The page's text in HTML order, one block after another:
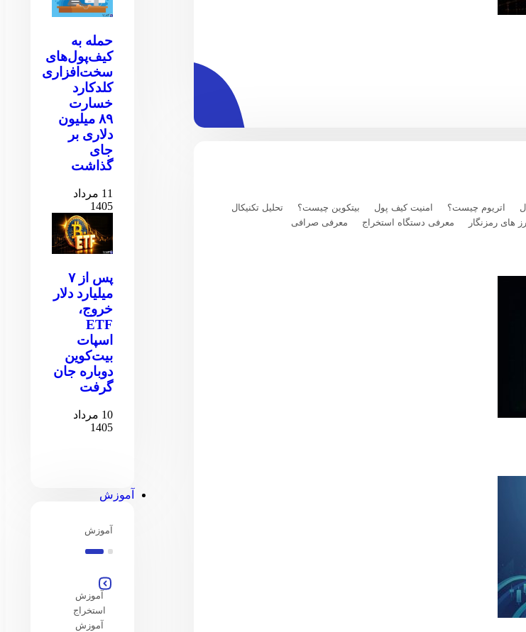
اتریوم چیست؟ امنیت کیف پول بیتکوین چیست؟
تحلیل تکنیکال
های رمزنگار معرفی دستگاه استخراج
معرفی صرافی
حمله به
کیف‌پول‌های
سخت‌افزاری
کلدکارد
خسارت
۸۹ میلیون
دلاری بر
جای
گذاشت
11 مرداد
1405
پس از ۷
میلیارد دلار
خروج،
ETF
اسپات
بیت‌کوین
دوباره جان
گرفت
10 مرداد
1405
آموزش
آموزش
آموزش
استخراج
آموزش